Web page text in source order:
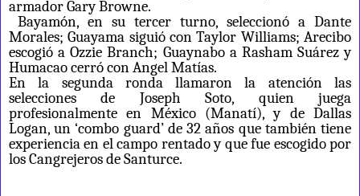
armador Gary Browne.
Bayamón, en su tercer turno, seleccionó a Dante
Morales; Guayama siguió con Taylor Williams; Arecibo
escogió a Ozzie Branch; Guaynabo a Rasham Suárez y
Humacao cerró con Angel Matías.
En la segunda ronda llamaron la atención las
selecciones de Joseph Soto, quien juega
profesionalmente en México (Manatí), y de Dallas
Logan, un ‘combo guard’ de 32 años que también tiene
experiencia en el campo rentado y que fue escogido por
los Cangrejeros de Santurce.